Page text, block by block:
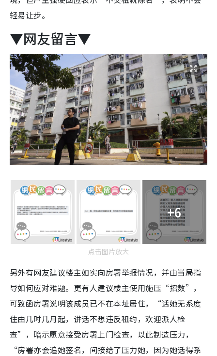
轻易让步。
▼网友留言▼
+6
点击图片放大
另外有网友建议楼主如实向房署举报情况，并由当局指
导如何应对难题。更有人建议楼主使用施压“招数”，
可致函房署说明该成员已不在本址居住，“话她无系度
住由几时几月起，讲话不想违反租约，欢迎派人检
查”，暗示愿意接受房署上门检查，以此制造压力，
“房署亦会追她签名，间接给了压力她，因为她话得系